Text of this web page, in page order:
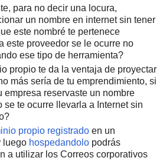
para no decir una locura,
un nombre en internet sin tener
este nombré te pertenece
este proveedor se le ocurre no
ese tipo de herramienta?
propio te da la ventaja de proyectar
más sería de tu emprendimiento, si
empresa reservaste un nombre
se te ocurre llevarla a Internet sin
propio registrado en un
luego hospedandolo podrás
a utilizar los Correos corporativos